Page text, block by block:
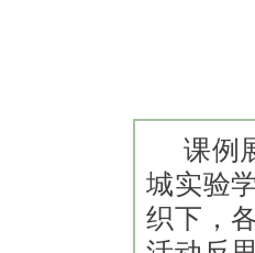
课例
城实验
织下，